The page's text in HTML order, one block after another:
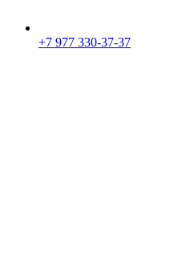
+7 977 330-37-37